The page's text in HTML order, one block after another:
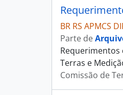
BR RS APMCS
Parte de
Requerimentos
Terras e
Comissão de